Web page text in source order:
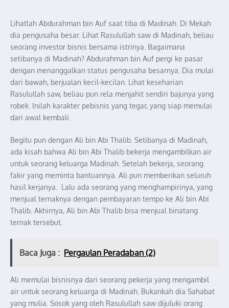
Lihatlah Abdurahman bin Auf saat tiba di Madinah. Di Mekah
dia pengusaha besar. Lihat Rasulullah saw di Madinah, beliau
seorang investor bisnis bersama istrinya. Bagaimana
setibanya di Madinah? Abdurahman bin Auf pergi ke pasar
dengan menanggalkan status pengusaha besarnya. Dia mulai
dari bawah, berjualan kecil-kecilan. Lihat keseharian
Rasulullah saw, beliau pun rela menjahit sendiri bajunya yang
robek. Inilah karakter pebisnis yang tegar, yang siap memulai
dari awal kembali.
Begitu pun dengan Ali bin Abi Thalib. Setibanya di Madinah,
ada kisah bahwa Ali bin Abi Thalib bekerja mengambilkan air
untuk seorang keluarga Madinah. Setelah bekerja, seorang
fakir yang meminta bantuannya. Ali pun memberikan seluruh
hasil kerjanya. Lalu ada seorang yang menghampirinya, yang
menjual ternaknya dengan pembayaran tempo ke Ali bin Abi
Thalib. Akhirnya, Ali bin Abi Thalib bisa menjual binatang
ternak tersebut.
Baca Juga : Pergaulan Peradaban (2)
Ali memulai bisnisnya dari seorang pekerja yang mengambil
air untuk seorang keluarga di Madinah. Bukankah dia Sahabat
yang mulia. Sosok yang oleh Rasulullah saw dijuluki orang